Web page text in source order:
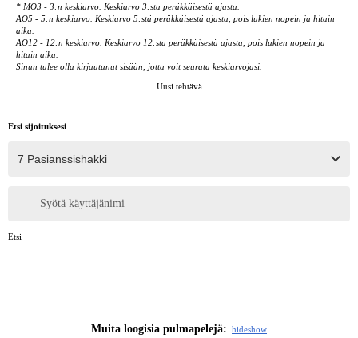
* MO3 - 3:n keskiarvo. Keskiarvo 3:sta peräkkäisestä ajasta.
AO5 - 5:n keskiarvo. Keskiarvo 5:stä peräkkäisestä ajasta, pois lukien nopein ja hitain
aika.
AO12 - 12:n keskiarvo. Keskiarvo 12:sta peräkkäisestä ajasta, pois lukien nopein ja
hitain aika.
Sinun tulee olla kirjautunut sisään, jotta voit seurata keskiarvojasi.
Uusi tehtävä
Etsi sijoituksesi
Syötä käyttäjänimi
Etsi
Muita loogisia pulmapelejä: hideshow